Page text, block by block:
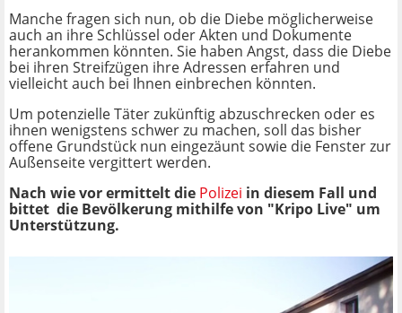
Manche fragen sich nun, ob die Diebe möglicherweise
auch an ihre Schlüssel oder Akten und Dokumente
herankommen könnten. Sie haben Angst, dass die Diebe
bei ihren Streifzügen ihre Adressen erfahren und
vielleicht auch bei Ihnen einbrechen könnten.
Um potenzielle Täter zukünftig abzuschrecken oder es
ihnen wenigstens schwer zu machen, soll das bisher
offene Grundstück nun eingezäunt sowie die Fenster zur
Außenseite vergittert werden.
Nach wie vor ermittelt die Polizei in diesem Fall und
bittet die Bevölkerung mithilfe von "Kripo Live" um
Unterstützung.